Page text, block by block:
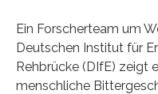
Ein Forscherteam um
Deutschen Institut für
Rehbrücke (DIfE) zeigt
menschliche